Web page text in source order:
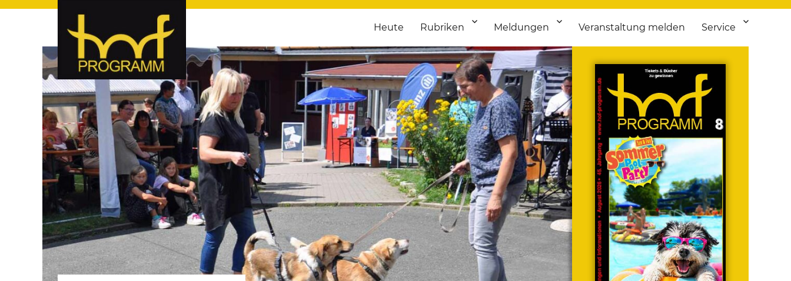
hof-programm – das Veranstaltungsportal für Hochfranken
hof-programm – das Veranstaltungsportal für Hof und Hochfranken. Täglich aktuelle Termine von Kultur bis Sport, von Theater bis Flohmarkt.
Heute Rubriken Meldungen Veranstaltung melden Service